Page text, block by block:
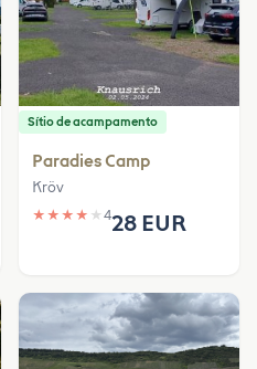
Sítio de acampamento
Paradies Camp
Kröv
★ ★ ★ ★ ★ 428 EUR